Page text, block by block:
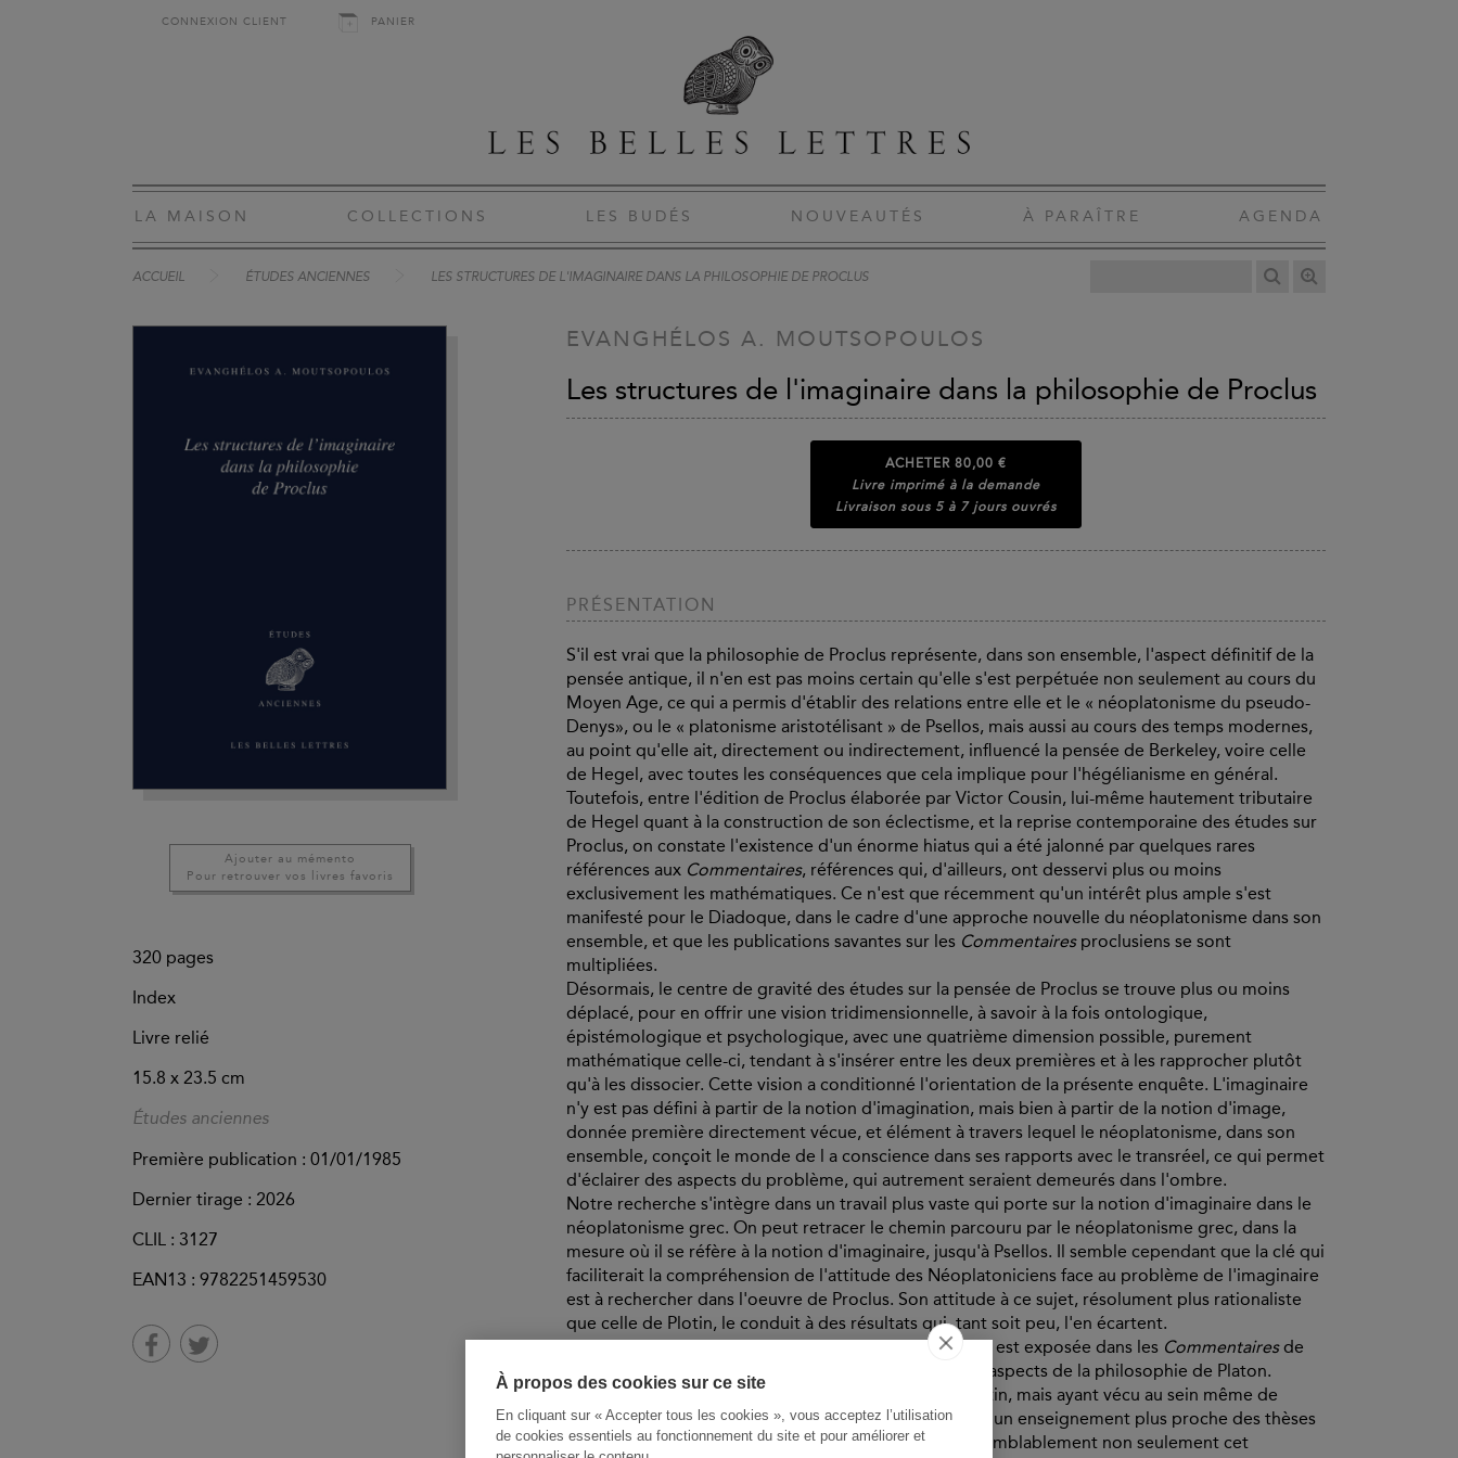
À propos des cookies sur ce site
En cliquant sur « Accepter tous les cookies », vous acceptez l’utilisation
de cookies essentiels au fonctionnement du site et pour améliorer et
CONNEXION CLIENT PANIER
LA MAISON COLLECTIONS LES BUDÉS NOUVEAUTÉS À PARAÎTRE AGENDA
ACCUEIL ÉTUDES ANCIENNES LES STRUCTURES DE L'IMAGINAIRE DANS LA PHILOSOPHIE DE PROCLUS
Ajouter au mémento
Pour retrouver vos livres favoris
320 pages
Index
Livre relié
15.8 x 23.5 cm
Études anciennes
Première publication : 01/01/1985
Dernier tirage : 2026
CLIL : 3127
EAN13 : 9782251459530
EVANGHÉLOS A. MOUTSOPOULOS
Les structures de l'imaginaire dans la philosophie de Proclus
ACHETER 80,00 €
Livre imprimé à la demande
Livraison sous 5 à 7 jours ouvrés
PRÉSENTATION
S'il est vrai que la philosophie de Proclus représente, dans son ensemble, l'aspect définitif de la
pensée antique, il n'en est pas moins certain qu'elle s'est perpétuée non seulement au cours du
Moyen Age, ce qui a permis d'établir des relations entre elle et le « néoplatonisme du pseudo-
Denys», ou le « platonisme aristotélisant » de Psellos, mais aussi au cours des temps modernes,
au point qu'elle ait, directement ou indirectement, influencé la pensée de Berkeley, voire celle
de Hegel, avec toutes les conséquences que cela implique pour l'hégélianisme en général.
Toutefois, entre l'édition de Proclus élaborée par Victor Cousin, lui-même hautement tributaire
de Hegel quant à la construction de son éclectisme, et la reprise contemporaine des études sur
Proclus, on constate l'existence d'un énorme hiatus qui a été jalonné par quelques rares
références aux Commentaires, références qui, d'ailleurs, ont desservi plus ou moins
exclusivement les mathématiques. Ce n'est que récemment qu'un intérêt plus ample s'est
manifesté pour le Diadoque, dans le cadre d'une approche nouvelle du néoplatonisme dans son
ensemble, et que les publications savantes sur les Commentairesproclusiens se sont
multipliées.
Désormais, le centre de gravité des études sur la pensée de Proclus se trouve plus ou moins
déplacé, pour en offrir une vision tridimensionnelle, à savoir à la fois ontologique,
épistémologique et psychologique, avec une quatrième dimension possible, purement
mathématique celle-ci, tendant à s'insérer entre les deux premières et à les rapprocher plutôt
qu'à les dissocier. Cette vision a conditionné l'orientation de la présente enquête. L'imaginaire
n'y est pas défini à partir de la notion d'imagination, mais bien à partir de la notion d'image,
donnée première directement vécue, et élément à travers lequel le néoplatonisme, dans son
ensemble, conçoit le monde de l a conscience dans ses rapports avec le transréel, ce qui permet
d'éclairer des aspects du problème, qui autrement seraient demeurés dans l'ombre.
Notre recherche s'intègre dans un travail plus vaste qui porte sur la notion d'imaginaire dans le
néoplatonisme grec. On peut retracer le chemin parcouru par le néoplatonisme grec, dans la
mesure où il se réfère à la notion d'imaginaire, jusqu'à Psellos. Il semble cependant que la clé qui
faciliterait la compréhension de l'attitude des Néoplatoniciens face au problème de l'imaginaire
est à rechercher dans l'oeuvre de Proclus. Son attitude à ce sujet, résolument plus rationaliste
que celle de Plotin, le conduit à des résultats qui, tant soit peu, l'en écartent.
Comme la partie fondamentale de l'oeuvre de Proclus est exposée dans les Commentairesde
dialogues platoniciens, elle facilite l'accès de certains aspects de la philosophie de Platon.
D'environ deux siècles plus éloigné de Platon que Plotin, mais ayant vécu au sein même de
l'Académie dès l'âge de 20 ans, Proclus a su profiter d'un enseignement plus proche des thèses
authentiques du platonisme. Ses écrits reflètent vraisemblablement non seulement cet